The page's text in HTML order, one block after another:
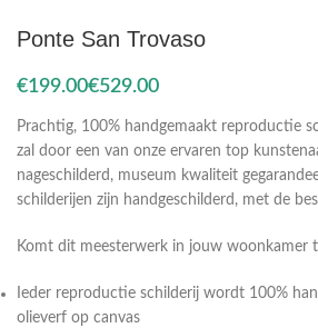
Ponte San Trovaso
€ €
Prachtig, 100% handgemaakt reproductie
zal door een van onze ervaren top
nageschilderd, museum kwaliteit
schilderijen zijn handgeschilderd, met de
Komt dit meesterwerk in jouw woonkamer
Ieder reproductie schilderij wordt 100%
olieverf op canvas